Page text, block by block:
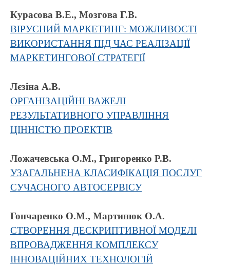
Курасова В.Е., Мозгова Г.В.
ВІРУСНИЙ МАРКЕТИНГ: МОЖЛИВОСТІ
ВИКОРИСТАННЯ ПІД ЧАС РЕАЛІЗАЦІЇ
МАРКЕТИНГОВОЇ СТРАТЕГІЇ
Лєзіна А.В.
ОРГАНІЗАЦІЙНІ ВАЖЕЛІ
РЕЗУЛЬТАТИВНОГО УПРАВЛІННЯ
ЦІННІСТЮ ПРОЕКТІВ
Ложачевська О.М., Григоренко Р.В.
УЗАГАЛЬНЕНА КЛАСИФІКАЦІЯ ПОСЛУГ
СУЧАСНОГО АВТОСЕРВІСУ
Гончаренко О.М., Мартинюк О.А.
СТВОРЕННЯ ДЕСКРИПТИВНОЇ МОДЕЛІ
ВПРОВАДЖЕННЯ КОМПЛЕКСУ
ІННОВАЦІЙНИХ ТЕХНОЛОГІЙ